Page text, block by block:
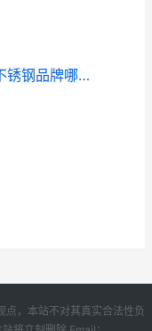
不锈钢杯什么品牌好 带盖保温杯不锈钢品牌哪个好
点，本站不对其真实合法性负